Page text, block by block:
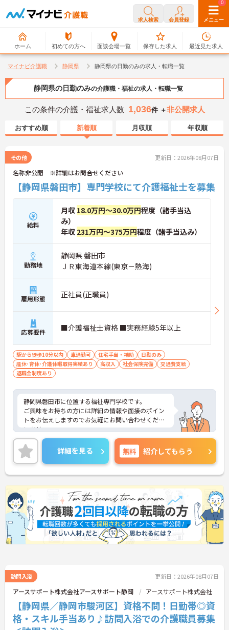
求人検索 会員登録 メニュー
ホーム 初めての方へ 面談会場一覧
0
保存した求人
0
最近見た求人
マイナビ介護職 静岡県 静岡県の日勤のみの求人・転職一覧
静岡県の日勤のみの介護職・福祉の求人・転職一覧
この条件の介護・福祉求人数 1,036件 ＋非公開求人
おすすめ順 新着順 月収順 年収順
その他 更新日：2026年08月07日
名称非公開 ※詳細はお問合せください
【静岡県磐田市】専門学校にて介護福祉士を募集
給料
月収 18.0万円～30.0万円程度（諸手当込
み）
年収 231万円～375万円程度（諸手当込み）
勤務地
静岡県 磐田市
ＪＲ東海道本線(東京－熱海)
雇用形態 正社員(正職員)
応募要件 ■介護福祉士資格 ■実務経験5年以上
駅から徒歩10分以内 車通勤可 住宅手当・補助
日勤のみ
産休･育休･介護休暇取得実績あり
高収入 社会保険完備
交通費支給
退職金制度あり
静岡県磐田市に位置する福祉専門学校です。
ご興味をお持ちの方には詳細の情報や面接のポイン
トをお伝えしますのでお気軽にお問い合わせくださ
いませ。
詳細を見る 無料 紹介してもらう
訪問入浴 更新日：2026年08月07日
アースサポート株式会社アースサポート静岡 アースサポート株式会社
【静岡県／静岡市駿河区】資格不問！日勤帯◎資
格・スキル手当あり♪訪問入浴での介護職員募集